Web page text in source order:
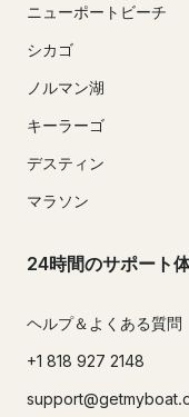
ニューポートビーチ
シカゴ
ノルマン湖
キーラーゴ
デスティン
マラソン
24時間のサポート
ヘルプ＆よくある質問
+1 818 927 2148